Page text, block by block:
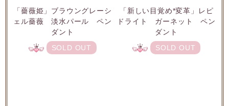
「薔薇姫」ブラウングレーシ
ェル薔薇 淡水パール ペン
ダント
SOLD OUT
「新しい目覚め*変革」レピ
ドライト ガーネット ペン
ダント
SOLD OUT